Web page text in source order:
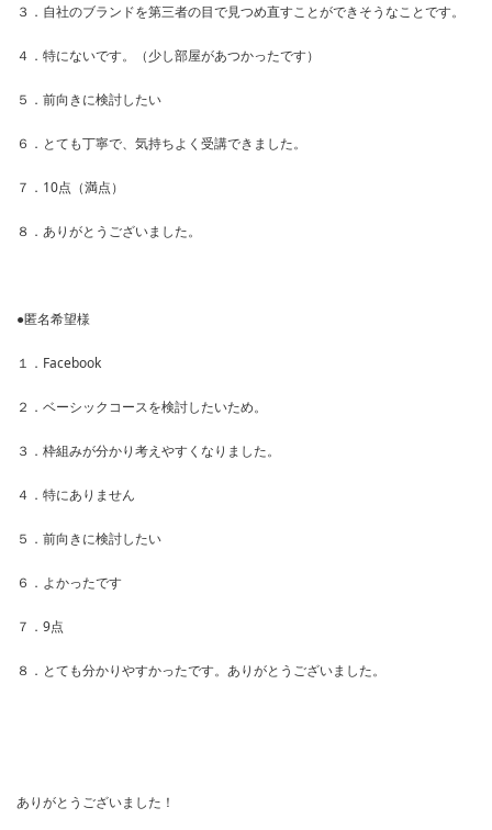
３．自社のブランドを第三者の目で見つめ直すことができそうなことです。
４．特にないです。（少し部屋があつかったです）
５．前向きに検討したい
６．とても丁寧で、気持ちよく受講できました。
７．10点（満点）
８．ありがとうございました。
●匿名希望様
１．Facebook
２．ベーシックコースを検討したいため。
３．枠組みが分かり考えやすくなりました。
４．特にありません
５．前向きに検討したい
６．よかったです
７．9点
８．とても分かりやすかったです。ありがとうございました。
ありがとうございました！